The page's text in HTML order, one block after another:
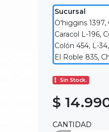
Sucursal
O'higgins
Caracol L-196,
Colón 454, L-
El Roble 835,
Sin Stock.
$
CANTIDAD